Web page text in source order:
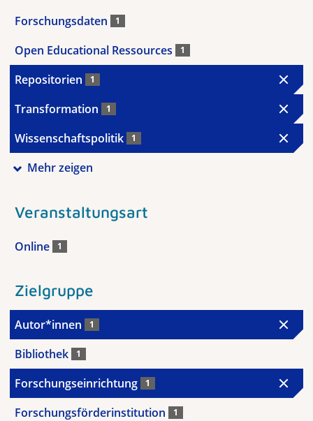
Forschungsdaten 1
Open Educational Ressources 1
Repositorien 1
Transformation 1
Wissenschaftspolitik 1
Mehr zeigen
Veranstaltungsart
Online 1
Zielgruppe
Autor*innen 1
Bibliothek 1
Forschungseinrichtung 1
Forschungsförderinstitution 1